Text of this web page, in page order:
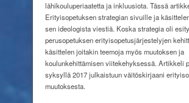
lähikouluperiaatetta ja inkluusiota. Tässä
Erityisopetuksen strategian sivuille ja
sen ideologista viestiä. Koska strategia oli
perusopetuksen erityisopetusjärjestelyjen
käsittelen joitakin teemoja myös muutoksen ja
koulunkehittämisen viitekehyksessä. Artikkeli
syksyllä 2017 julkaistuun väitöskirjaani
muutoksesta.